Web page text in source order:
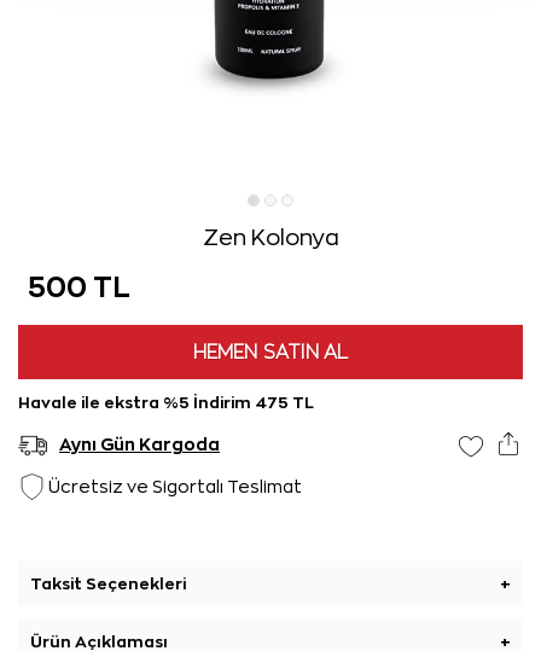
Zen Kolonya
500 TL
HEMEN SATIN AL
Havale ile ekstra %5 İndirim 475 TL
Aynı Gün Kargoda
Ücretsiz ve Sigortalı Teslimat
Taksit Seçenekleri +
Ürün Açıklaması +